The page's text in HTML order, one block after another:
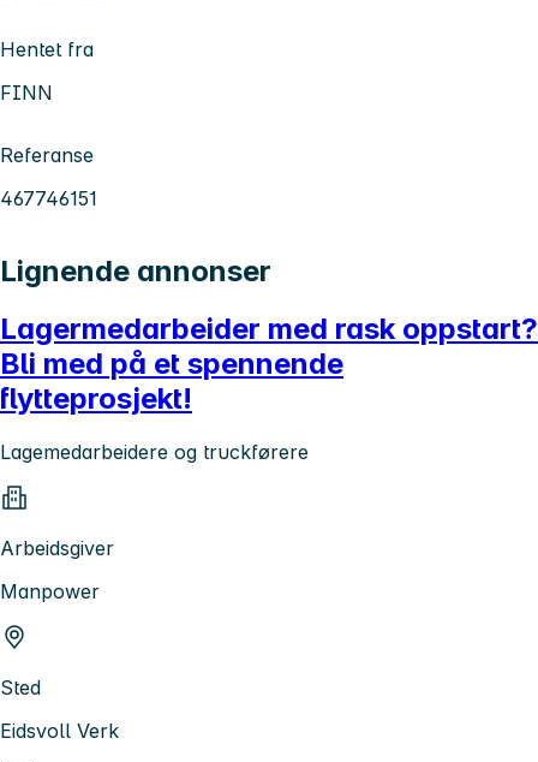
Hentet fra
FINN
Referanse
467746151
Lignende annonser
Lagermedarbeider med rask oppstart?
Bli med på et spennende
flytteprosjekt!
Lagemedarbeidere og truckførere
Arbeidsgiver
Manpower
Sted
Eidsvoll Verk